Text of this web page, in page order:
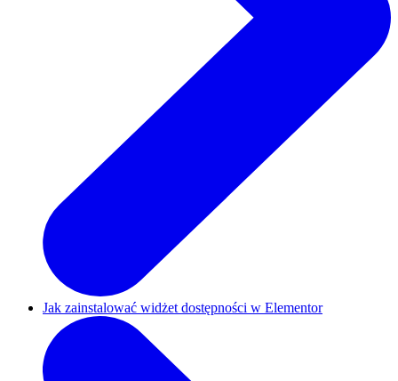
Jak zainstalować widżet dostępności w Elementor